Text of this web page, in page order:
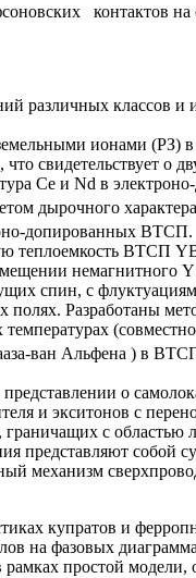
контактов
различных классов и
ионами (РЗ)
свидетельствует о
Се и Nd в
дырочного
допированных ВТСП.
теплоемкость ВТСП
спин, с
Разработаны
ван Альфена ) в
о
и экситонов с
с
представляют
механизм
купратов и
на фазовых
простой